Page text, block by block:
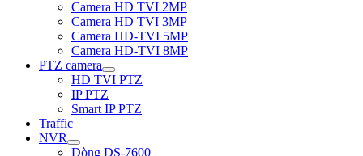
Camera HD TVI 2MP
Camera HD TVI 3MP
Camera HD-TVI 5MP
Camera HD-TVI 8MP
PTZ camera
HD TVI PTZ
IP PTZ
Smart IP PTZ
Traffic
NVR
Dòng DS-7600